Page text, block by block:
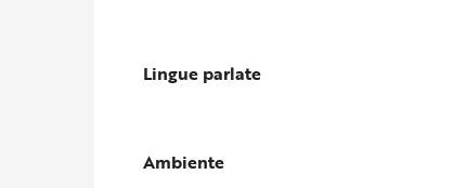
Lingue parlate
Lingue parlate
Ambiente
Ambiente